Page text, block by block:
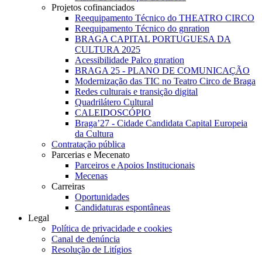
Projetos cofinanciados
Reequipamento Técnico do THEATRO CIRCO
Reequipamento Técnico do gnration
BRAGA CAPITAL PORTUGUESA DA
CULTURA 2025
Acessibilidade Palco gnration
BRAGA 25 - PLANO DE COMUNICAÇÃO
Modernização das TIC no Teatro Circo de Braga
Redes culturais e transição digital
Quadrilátero Cultural
CALEIDOSCÓPIO
Braga’27 - Cidade Candidata Capital Europeia
da Cultura
Contratação pública
Parcerias e Mecenato
Parceiros e Apoios Institucionais
Mecenas
Carreiras
Oportunidades
Candidaturas espontâneas
Legal
Política de privacidade e cookies
Canal de denúncia
Resolução de Litígios